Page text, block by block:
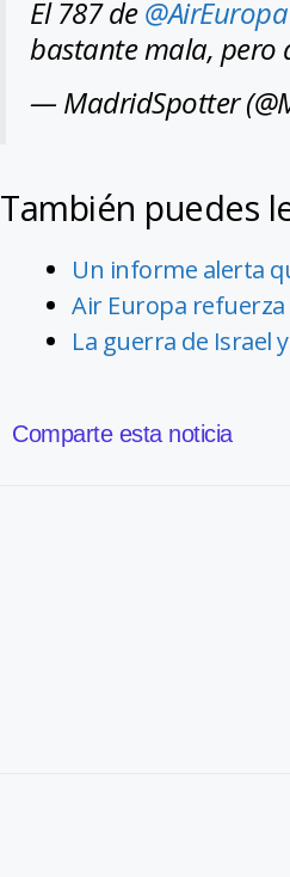
El 787 de@AirEuropa
bastante mala, pero
— MadridSpotter
También puedes
Un informe alerta
Air Europa
La guerra de Israel
Comparte esta noticia